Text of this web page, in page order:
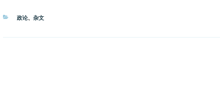
分
政论、 杂文